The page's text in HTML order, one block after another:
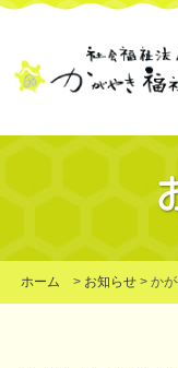
ホーム > お知らせ> か